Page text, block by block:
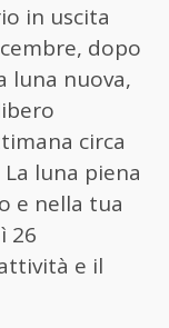
in uscita
dopo
luna nuova,
circa
luna piena
e nella tua
26
e il